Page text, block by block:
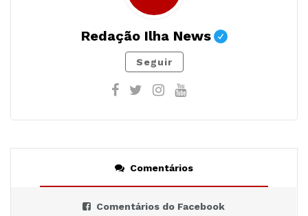
Redação Ilha News
Seguir
Comentários
Comentários do Facebook